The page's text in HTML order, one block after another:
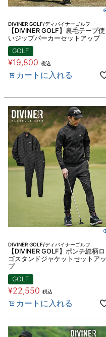
DIVINER GOLF/ディバイナーゴルフ
【DIVINER GOLF】裏毛テープ使
いジップパーカーセットアップ
GOLF
¥19,800 税込
カートに入れる
DIVINER GOLF/ディバイナーゴルフ
【DIVINER GOLF】ポンチ総柄ロ
ゴスタンドジャケットセットアッ
プ
GOLF
¥22,550 税込
カートに入れる